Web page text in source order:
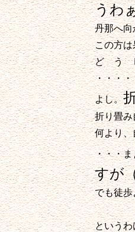
うわ
丹那へ向
この方
ど う
・・・・
よし。
折り畳み
何より、
・・・ま
すが
でも徒歩
というわ